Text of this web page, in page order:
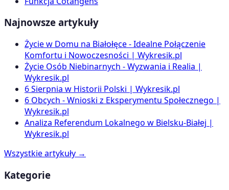
Najnowsze artykuły
Życie w Domu na Białołęce - Idealne Połączenie
Komfortu i Nowoczesności | Wykresik.pl
Życie Osób Niebinarnych - Wyzwania i Realia |
Wykresik.pl
6 Sierpnia w Historii Polski | Wykresik.pl
6 Obcych - Wnioski z Eksperymentu Społecznego |
Wykresik.pl
Analiza Referendum Lokalnego w Bielsku-Białej |
Wykresik.pl
Wszystkie artykuły →
Kategorie